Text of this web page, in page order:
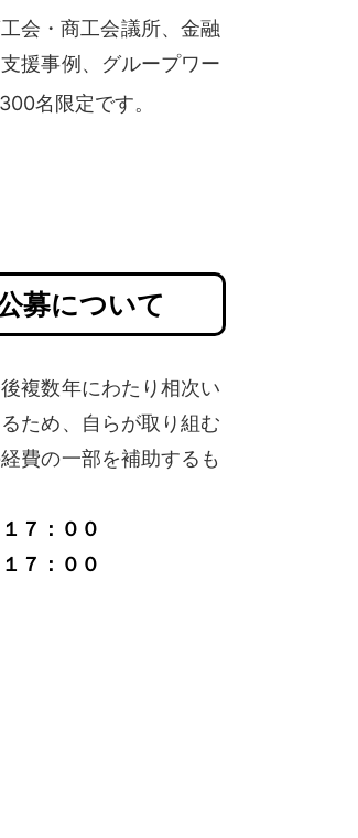
会・商工会議所、金融
援事例、グループワー
名限定です。
募について
複数年にわたり相次い
ため、自らが取り組む
費の一部を補助するも
７：００
７：００